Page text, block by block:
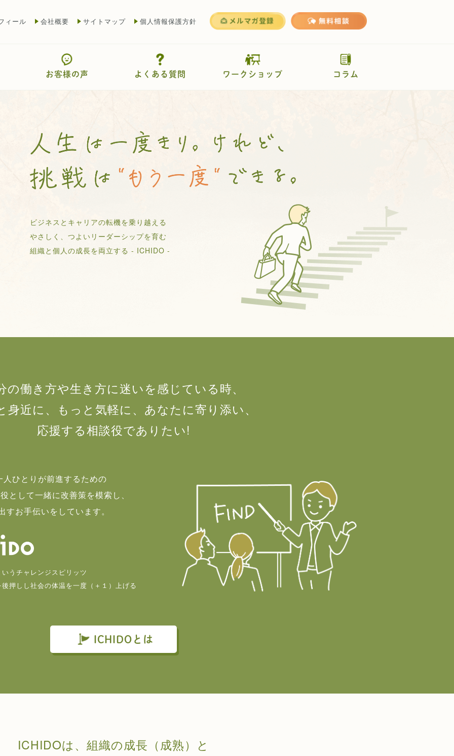
ィール 会社概要 サイトマップ 個人情報保護方針
お客様の声 よくある質問 ワークショップ コラム
ビジネスとキャリアの転機を乗り越える
やさしく、つよいリーダーシップを育む
組織と個人の成長を両立する - ICHIDO -
の働き方や生き方に迷いを感じている時、
身近に、もっと気軽に、あなたに寄り添い、
応援する相談役でありたい!
ひとりが前進するための
として一緒に改善策を模索し、
お手伝いをしています。
うチャレンジスピリッツ
押しし社会の体温を一度（＋１）上げる
ICHIDOとは
ICHIDOは、組織の成長（成熟）と